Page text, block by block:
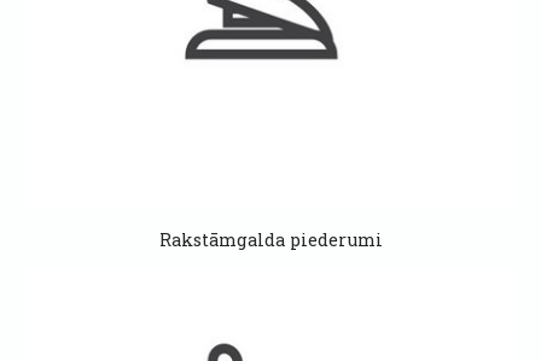
Rakstāmgalda piederumi